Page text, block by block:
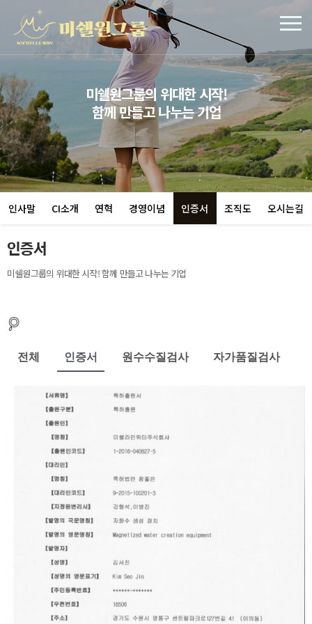
미쉘원그룹의 위대한 시작!
함께 만들고 나누는 기업
인사말 CI소개 연혁 경영이념 인증서 조직도 오시는길
인증서
미쉘원그룹의 위대한 시작! 함께 만들고 나누는 기업
전체 인증서 원수수질검사 자가품질검사